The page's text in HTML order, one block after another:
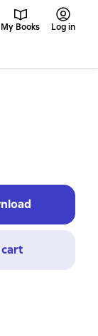
My Books Log in